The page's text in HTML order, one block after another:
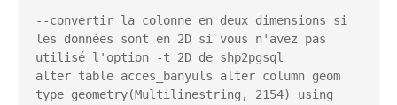
--convertir la colonne en deux dimensions si
les données sont en 2D si vous n'avez pas
utilisé l'option -t 2D de shp2pgsql
alter table acces_banyuls alter column geom
type geometry(Multilinestring, 2154) using